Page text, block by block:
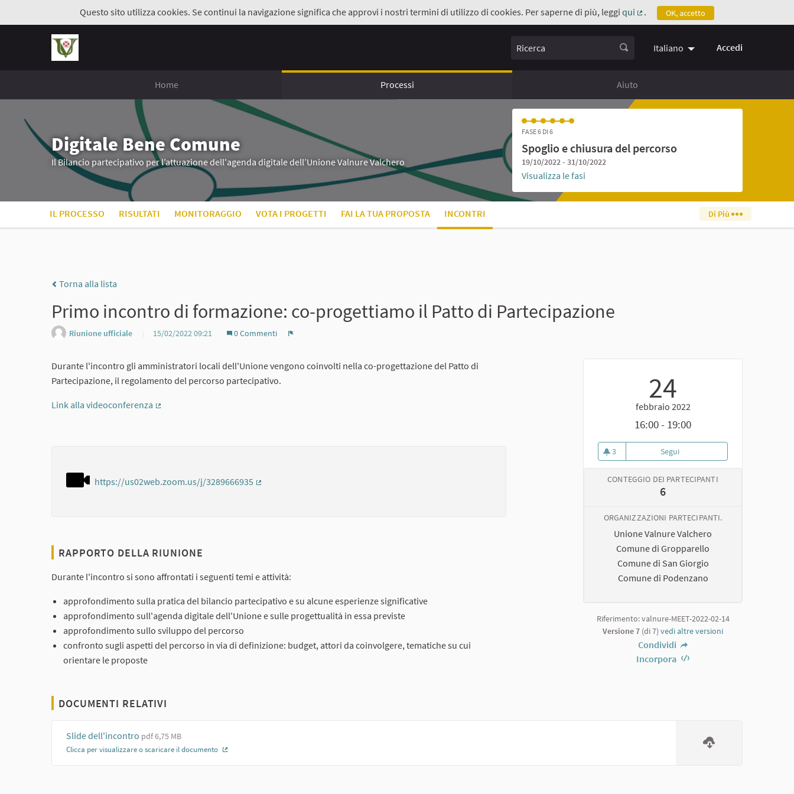
Questo sito utilizza cookies. Se continui la navigazione significa che approvi i nostri termini di utilizzo di cookies. Per saperne di più, leggi qui
(Collegamento esterno)
. OK, accetto
Ricerca Italiano Accedi
Home Processi Aiuto
Digitale Bene Comune
Il Bilancio partecipativo per l’attuazione dell'agenda digitale dell’Unione Valnure Valchero
FASE 6 DI 6
Spoglio e chiusura del percorso
19/10/2022 - 31/10/2022
Visualizza le fasi
IL PROCESSO RISULTATI MONITORAGGIO VOTA I PROGETTI FAI LA TUA PROPOSTA INCONTRI Di Più
Torna alla lista
Primo incontro di formazione: co-progettiamo il Patto di Partecipazione
Riunione ufficiale 15/02/2022 09:21 0 Commenti
24
febbraio 2022
16:00 - 19:00
3
3 sostenitori
Segui
CONTEGGIO DEI PARTECIPANTI
6
ORGANIZZAZIONI PARTECIPANTI.
Unione Valnure Valchero
Comune di Gropparello
Comune di San Giorgio
Comune di Podenzano
Riferimento: valnure-MEET-2022-02-14
Versione 7 (di 7) vedi altre versioni
Condividi
Incorpora
Durante l'incontro gli amministratori locali dell'Unione vengono coinvolti nella co-progettazione del Patto di
Partecipazione, il regolamento del percorso partecipativo.
Link alla videoconferenza
https://us02web.zoom.us/j/3289666935
RAPPORTO DELLA RIUNIONE
Durante l'incontro si sono affrontati i seguenti temi e attività:
approfondimento sulla pratica del bilancio partecipativo e su alcune esperienze significative
approfondimento sull'agenda digitale dell'Unione e sulle progettualità in essa previste
approfondimento sullo sviluppo del percorso
confronto sugli aspetti del percorso in via di definizione: budget, attori da coinvolgere, tematiche su cui
orientare le proposte
DOCUMENTI RELATIVI
Slide dell'incontro pdf 6,75 MB
Clicca per visualizzare o scaricare il documento